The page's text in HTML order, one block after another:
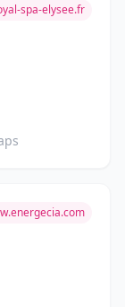
spa-elysee.fr